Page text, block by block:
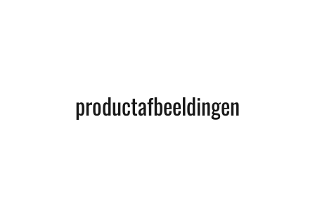
productafbeeldingen